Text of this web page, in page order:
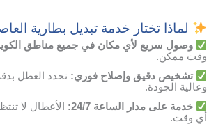
لماذا تختار خدمة تبديل بطارية
وصول سريع لأي مكان في جميع مناطق
وقت ممكن.
تشخيص دقيق وإصلاح فوري: نحدد العطل
وعالية
الجودة.
خدمة على مدار الساعة 24/7: الأعطال لا
أي وقت.